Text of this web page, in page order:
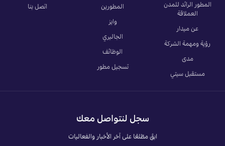
المطور الرائد للمدن
العملاقة
عن ميدار
رؤية ومهمة الشركة
مدى
مستقبل سيتي
المطورين
وايز
الجاليري
الوظائف
تسجيل مطور
اتصل بنا
سجل لنتواصل معك
ابقَ مطّلعًا على آخر الأخبار والفعاليات